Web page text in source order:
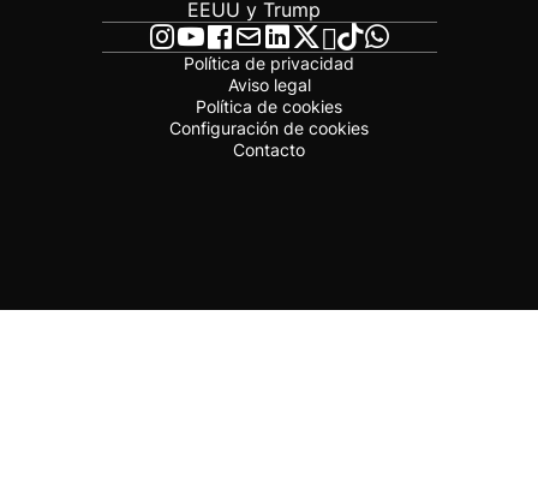
EEUU y Trump
Política de privacidad
Aviso legal
Política de cookies
Configuración de cookies
Contacto